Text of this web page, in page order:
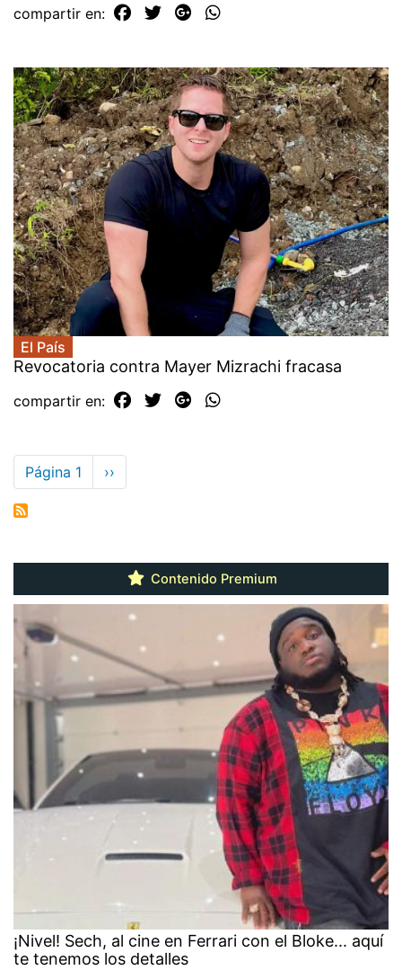
compartir en:
El País
Revocatoria contra Mayer Mizrachi fracasa
compartir en:
Paginación
Página 1
Siguiente
página
››
Contenido Premium
¡Nivel! Sech, al cine en Ferrari con el Bloke... aquí
te tenemos los detalles